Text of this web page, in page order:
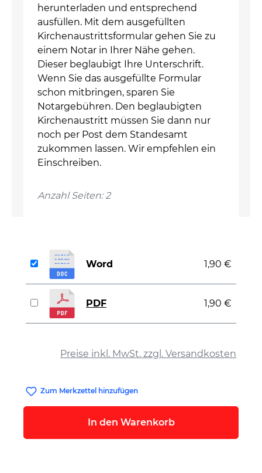
herunterladen und entsprechend
ausfüllen. Mit dem ausgefüllten
Kirchenaustrittsformular gehen Sie zu
einem Notar in Ihrer Nähe gehen.
Dieser beglaubigt Ihre Unterschrift.
Wenn Sie das ausgefüllte Formular
schon mitbringen, sparen Sie
Notargebühren. Den beglaubigten
Kirchenaustritt müssen Sie dann nur
noch per Post dem Standesamt
zukommen lassen. Wir empfehlen ein
Einschreiben.
Anzahl Seiten: 2
Preise inkl. MwSt. zzgl. Versandkosten
Word 1,90 €
PDF 1,90 €
Zum Merkzettel hinzufügen
In den Warenkorb